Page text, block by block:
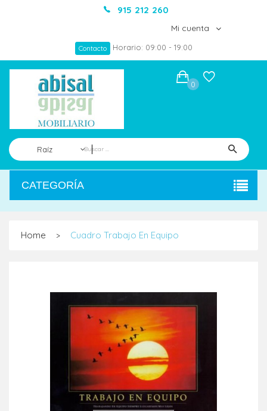
915 212 260
Mi cuenta
Contacto Horario: 09:00 - 19:00
Raíz
0
CATEGORÍA
Home > Cuadro Trabajo En Equipo